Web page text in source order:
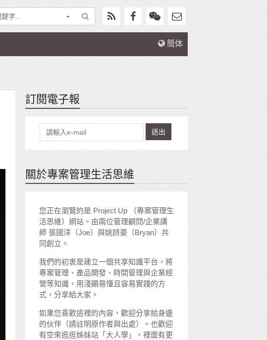
簡体
訂閱電子報
送出
關於專案管理生活思維
您正在瀏覽的是 Project Up （專案管理生
活思維）網站。由兩位管理顧問/企業講
師 張國洋（Joe）與姚詩豪（Bryan）共
同創立。
我們的初衷是建立一個共享知識平台，將
專案管理、產品開發、時間管理與企業經
營等知識，用淺顯易懂且容易實踐的方
式，分享給大家。
如果您喜歡這裡的內容，歡迎分享給身邊
的伙伴（請註明原作者與出處）。也歡迎
有空來逛逛姊妹站「大人學」，裡面有更